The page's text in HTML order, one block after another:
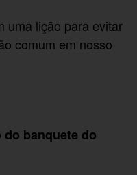
uma lição para evitar
comum em nosso
banquete do